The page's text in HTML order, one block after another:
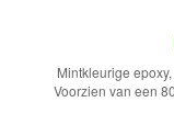
Mintkleurige
Voorzien van een